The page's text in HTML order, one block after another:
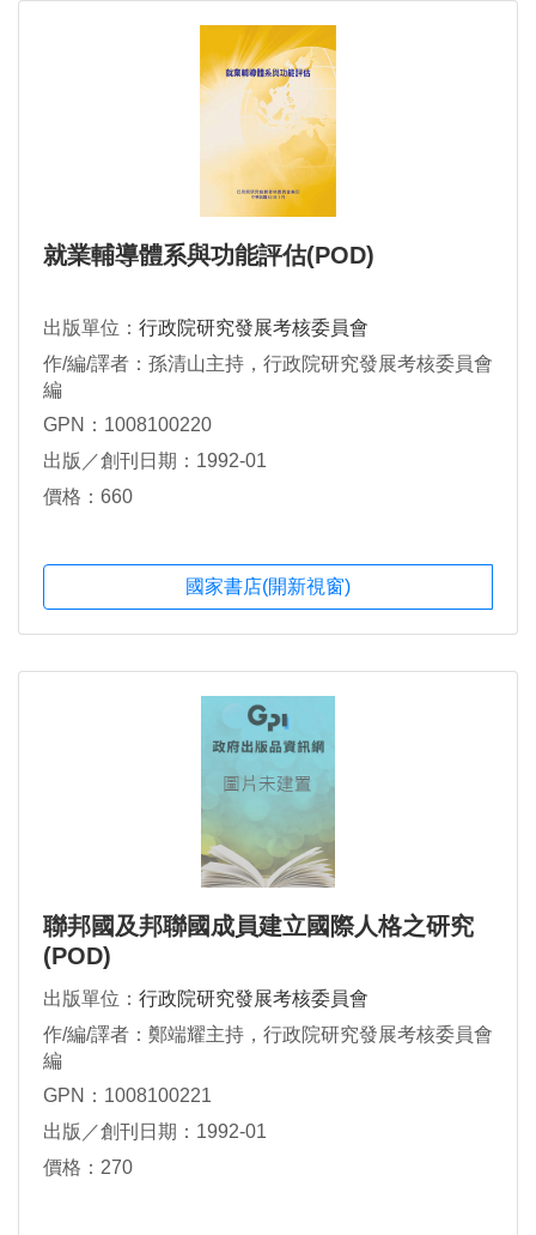
就業輔導體系與功能評估(POD)
出版單位： 行政院研究發展考核委員會
作/編/譯者：孫清山主持，行政院研究發展考核委員會
編
GPN：1008100220
出版／創刊日期：1992-01
價格：660
國家書店(開新視窗)
聯邦國及邦聯國成員建立國際人格之研究
(POD)
出版單位： 行政院研究發展考核委員會
作/編/譯者：鄭端耀主持，行政院研究發展考核委員會
編
GPN：1008100221
出版／創刊日期：1992-01
價格：270